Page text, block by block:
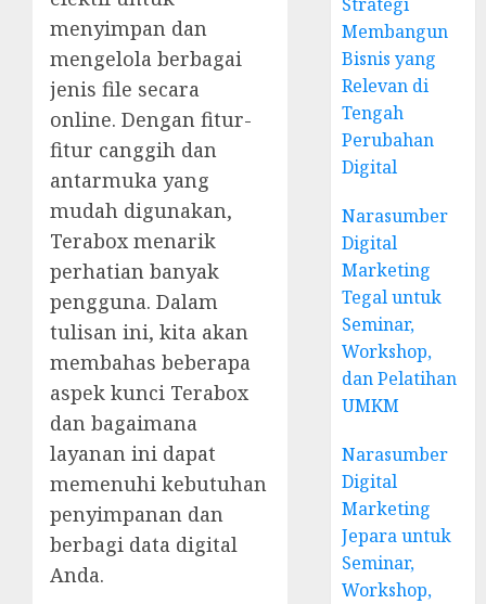
menyimpan dan
mengelola berbagai
jenis file secara
online. Dengan fitur-
fitur canggih dan
antarmuka yang
mudah digunakan,
Terabox menarik
perhatian banyak
pengguna. Dalam
tulisan ini, kita akan
membahas beberapa
aspek kunci Terabox
dan bagaimana
layanan ini dapat
memenuhi kebutuhan
penyimpanan dan
berbagi data digital
Anda.
Membangun
Bisnis yang
Relevan di
Tengah
Perubahan
Digital
Narasumber
Digital
Marketing
Tegal untuk
Seminar,
Workshop,
dan Pelatihan
UMKM
Narasumber
Digital
Marketing
Jepara untuk
Seminar,
Workshop,